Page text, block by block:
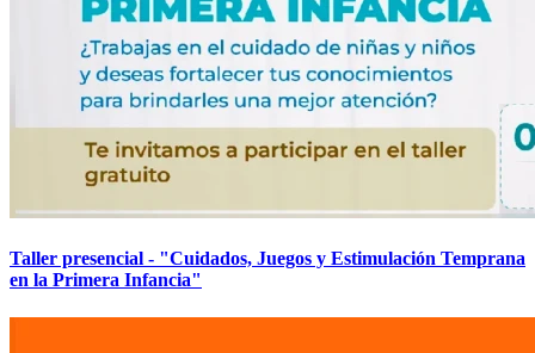
Taller presencial - "Cuidados, Juegos y Estimulación Temprana
en la Primera Infancia"